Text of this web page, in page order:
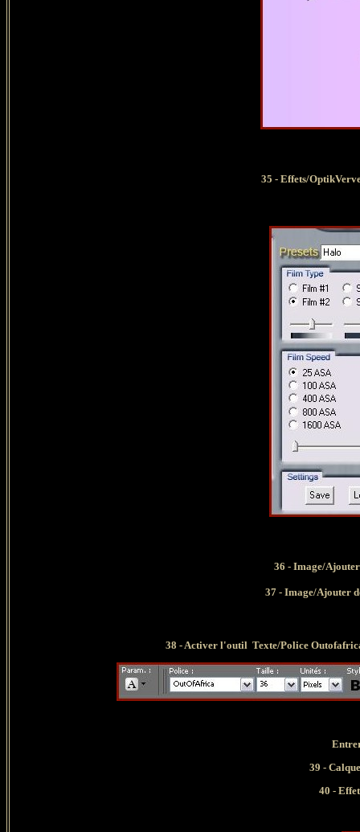
35 - Effets/
36 - Image/Ajouter
37 - Image/Ajouter
38 - Activer l'outil Texte/Police
Entrer le
39 -
40 -